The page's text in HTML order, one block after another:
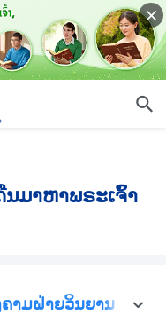
ມາຫາພຣະເຈົ້າ
າມຝ່າຍວິນຍານ